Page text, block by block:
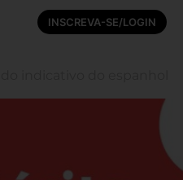
INSCREVA-SE/LOGIN